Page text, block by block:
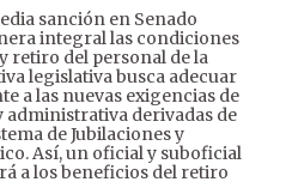
sanción en Senado
integral las condiciones
retiro del personal de la
legislativa busca adecuar
a las nuevas exigencias de
derivadas de
de Jubilaciones y
Así, un oficial y suboficial
a los beneficios del retiro